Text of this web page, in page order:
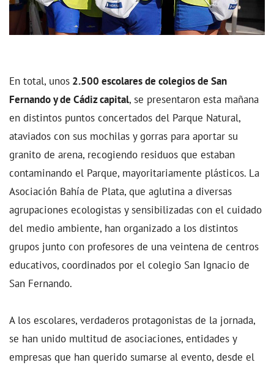
En total, unos 2.500 escolares de colegios de San
Fernando y de Cádiz capital, se presentaron esta mañana
en distintos puntos concertados del Parque Natural,
ataviados con sus mochilas y gorras para aportar su
granito de arena, recogiendo residuos que estaban
contaminando el Parque, mayoritariamente plásticos. La
Asociación Bahía de Plata, que aglutina a diversas
agrupaciones ecologistas y sensibilizadas con el cuidado
del medio ambiente, han organizado a los distintos
grupos junto con profesores de una veintena de centros
educativos, coordinados por el colegio San Ignacio de
San Fernando.
A los escolares, verdaderos protagonistas de la jornada,
se han unido multitud de asociaciones, entidades y
empresas que han querido sumarse al evento, desde el